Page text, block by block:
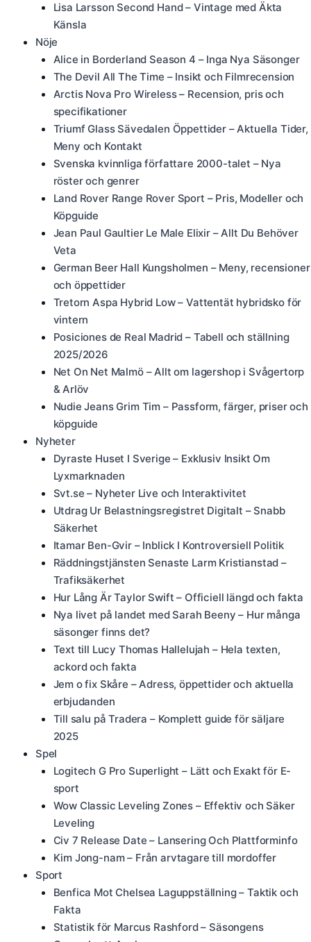
Lisa Larsson Second Hand – Vintage med Äkta
Känsla
Nöje
Alice in Borderland Season 4 – Inga Nya Säsonger
The Devil All The Time – Insikt och Filmrecension
Arctis Nova Pro Wireless – Recension, pris och
specifikationer
Triumf Glass Sävedalen Öppettider – Aktuella Tider,
Meny och Kontakt
Svenska kvinnliga författare 2000-talet – Nya
röster och genrer
Land Rover Range Rover Sport – Pris, Modeller och
Köpguide
Jean Paul Gaultier Le Male Elixir – Allt Du Behöver
Veta
German Beer Hall Kungsholmen – Meny, recensioner
och öppettider
Tretorn Aspa Hybrid Low – Vattentät hybridsko för
vintern
Posiciones de Real Madrid – Tabell och ställning
2025/2026
Net On Net Malmö – Allt om lagershop i Svågertorp
& Arlöv
Nudie Jeans Grim Tim – Passform, färger, priser och
köpguide
Nyheter
Dyraste Huset I Sverige – Exklusiv Insikt Om
Lyxmarknaden
Svt.se – Nyheter Live och Interaktivitet
Utdrag Ur Belastningsregistret Digitalt – Snabb
Säkerhet
Itamar Ben-Gvir – Inblick I Kontroversiell Politik
Räddningstjänsten Senaste Larm Kristianstad –
Trafiksäkerhet
Hur Lång Är Taylor Swift – Officiell längd och fakta
Nya livet på landet med Sarah Beeny – Hur många
säsonger finns det?
Text till Lucy Thomas Hallelujah – Hela texten,
ackord och fakta
Jem o fix Skåre – Adress, öppettider och aktuella
erbjudanden
Till salu på Tradera – Komplett guide för säljare
2025
Spel
Logitech G Pro Superlight – Lätt och Exakt för E-
sport
Wow Classic Leveling Zones – Effektiv och Säker
Leveling
Civ 7 Release Date – Lansering Och Plattforminfo
Kim Jong-nam – Från arvtagare till mordoffer
Sport
Benfica Mot Chelsea Laguppställning – Taktik och
Fakta
Statistik för Marcus Rashford – Säsongens